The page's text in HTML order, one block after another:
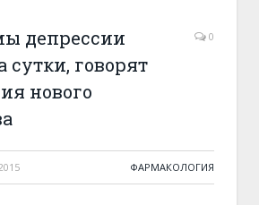
депрессии
сутки, говорят
нового
0
ФАРМАКОЛОГИЯ